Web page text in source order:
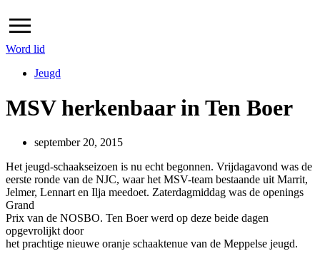
Word lid
Jeugd
september 20, 2015
Het jeugd-schaakseizoen is nu echt begonnen. Vrijdagavond was de
eerste ronde van de NJC, waar het MSV-team bestaande uit Marrit,
Jelmer, Lennart en Ilja meedoet. Zaterdagmiddag was de openings
Grand
Prix van de NOSBO. Ten Boer werd op deze beide dagen
opgevrolijkt door
het prachtige nieuwe oranje schaaktenue van de Meppelse jeugd.